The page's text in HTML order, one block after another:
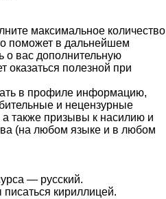
максимальное количество
поможет в дальнейшем
о вас дополнительную
полезной при
в профиле информацию,
и нецензурные
также призывы к насилию и
(на любом языке и в любом
— русский.
кириллицей.